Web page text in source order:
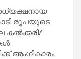
അധ്യക്ഷനായ
രൂപയുടെ
കൽക്കരി/
അംഗീകാരം